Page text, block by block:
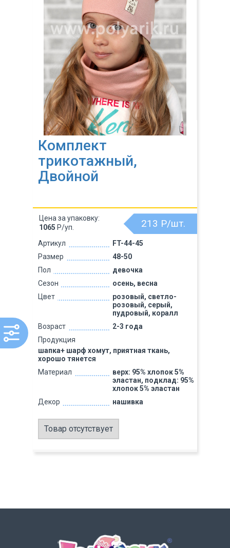
Комплект
трикотажный,
Двойной
Артикул
FT-44-45
Размер
48-50
Пол
девочка
Сезон
осень, весна
Цвет
розовый, светло-
розовый, серый,
пудровый, коралл
Возраст
2-3 года
Продукция
шапка+ шарф хомут, приятная ткань,
хорошо тянется
Материал
верх: 95% хлопок 5%
эластан, подклад: 95%
хлопок 5% эластан
Декор
нашивка
213 Р/шт.
Цена за упаковку:
1065 Р/уп.
Товар отсутствует